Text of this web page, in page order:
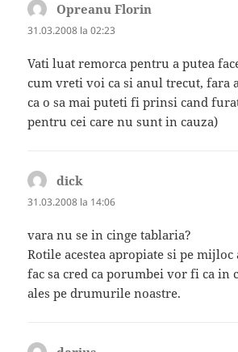
Opreanu Florin
31.03.2008 la 02:23
Vati luat remorca pentru a putea
cum vreti voi ca si anul trecut, fara
ca o sa mai puteti fi prinsi cand
pentru cei care nu sunt in cauza)
dick
31.03.2008 la 14:06
vara nu se in cinge tablaria?
Rotile acestea apropiate si pe mijloc
fac sa cred ca porumbei vor fi ca in
ales pe drumurile noastre.